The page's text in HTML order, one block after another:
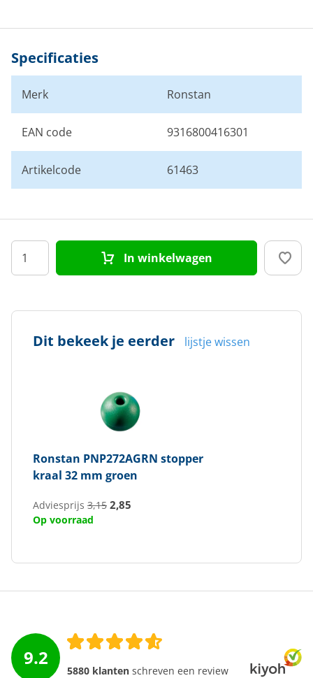
Specificaties
Merk Ronstan
EAN code 9316800416301
Artikelcode 61463
In winkelwagen
Dit bekeek je eerder lijstje wissen
Ronstan PNP272AGRN stopper
kraal 32 mm groen
Adviesprijs 3,15 2,85
Op voorraad
9.2
5880 klanten schreven een review